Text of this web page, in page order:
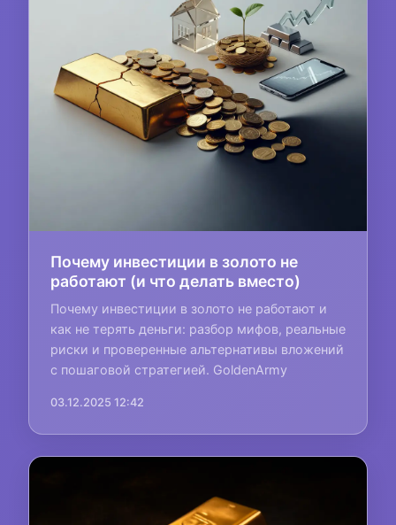
Почему инвестиции в золото не
работают (и что делать вместо)
Почему инвестиции в золото не работают и
как не терять деньги: разбор мифов, реальные
риски и проверенные альтернативы вложений
с пошаговой стратегией. GoldenArmy
03.12.2025 12:42